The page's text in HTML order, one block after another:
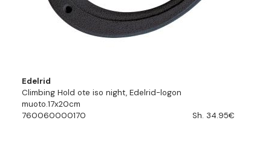
Edelrid
Climbing Hold ote iso night, Edelrid-logon
muoto.17x20cm
760060000170
Sh. 34.95€